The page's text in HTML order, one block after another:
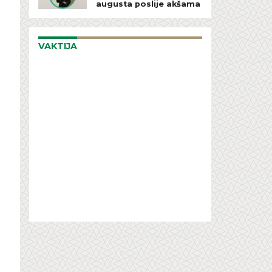
augusta poslije akšama
VAKTIJA